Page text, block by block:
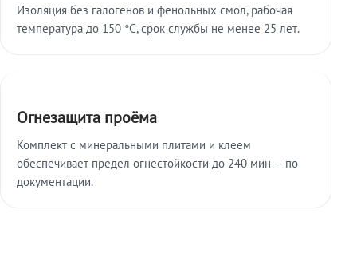
Изоляция без галогенов и фенольных смол, рабочая
температура до 150 °C, срок службы не менее 25 лет.
Огнезащита проёма
Комплект с минеральными плитами и клеем
обеспечивает предел огнестойкости до 240 мин — по
документации.